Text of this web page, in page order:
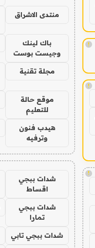
!
!
!
منتدى الاشراق
باك لينك
وجيست بوست
مجلة تقنية
موقع حالة
للتعليم
هيدب فنون
وترفيه
شدات ببجي
اقساط
شدات ببجي
تمارا
شدات ببجي تابي